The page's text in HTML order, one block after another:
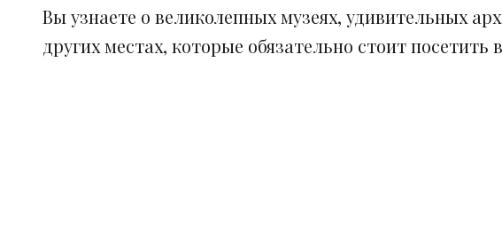
Вы узнаете о великолепных музеях, удивительных
других местах, которые обязательно стоит